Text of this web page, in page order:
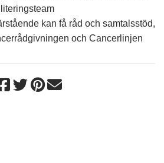
kan få råd och samtalsstöd,
och Cancerlinjen